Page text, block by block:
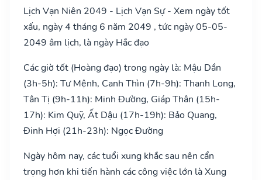
Lịch Vạn Niên 2049 - Lịch Vạn Sự - Xem ngày tốt
xấu, ngày 4 tháng 6 năm 2049 , tức ngày 05-05-
2049 âm lịch, là ngày Hắc đạo
Các giờ tốt (Hoàng đạo) trong ngày là: Mậu Dần
(3h-5h): Tư Mệnh, Canh Thìn (7h-9h): Thanh Long,
Tân Tị (9h-11h): Minh Đường, Giáp Thân (15h-
17h): Kim Quỹ, Ất Dậu (17h-19h): Bảo Quang,
Đinh Hợi (21h-23h): Ngọc Đường
Ngày hôm nay, các tuổi xung khắc sau nên cẩn
trọng hơn khi tiến hành các công việc lớn là Xung